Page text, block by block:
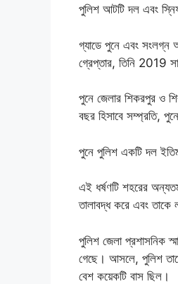
পুলিশ আটটি দল এবং
গ্যাডে পুনে এবং সংলগ্ন
গ্রেপ্তার, তিনি 2019
পুনে জেলার শিকরপুর ও
বছর হিসাবে সম্প্রতি,
পুনে পুলিশ একটি দল
এই ধর্ষণটি শহরের
তালাবদ্ধ করে এবং তাকে
পুলিশ জেলা প্রশাসনিক
গেছে। আসলে, পুলিশ
বেশ কয়েকটি বাস ছিল।